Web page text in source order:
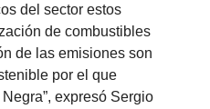
del sector estos
de combustibles
de las emisiones son
por el que
expresó Sergio